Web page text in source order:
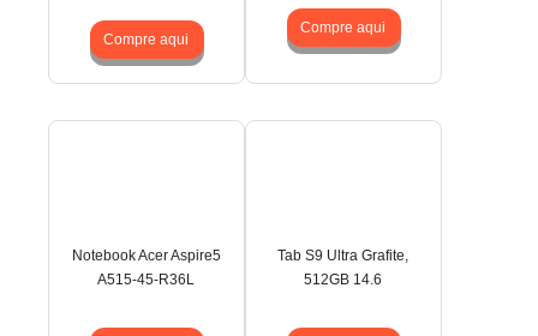
Compre aqui
Compre aqui
Notebook Acer Aspire5
A515-45-R36L
Tab S9 Ultra Grafite,
512GB 14.6